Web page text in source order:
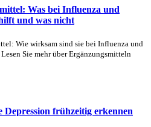
Was bei Influenza und
und was nicht
Wie wirksam sind sie bei Influenza und
Sie mehr über Ergänzungsmitteln
Depression frühzeitig erkennen